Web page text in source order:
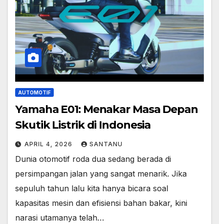
AUTOMOTIF
Yamaha E01: Menakar Masa Depan
Skutik Listrik di Indonesia
APRIL 4, 2026 SANTANU
Dunia otomotif roda dua sedang berada di
persimpangan jalan yang sangat menarik. Jika
sepuluh tahun lalu kita hanya bicara soal
kapasitas mesin dan efisiensi bahan bakar, kini
narasi utamanya telah…